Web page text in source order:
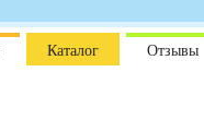
Каталог Отзывы